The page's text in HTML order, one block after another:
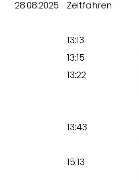
28.08.2025 Zeitfahren
13:13
13:15
13:22
13:43
15:13